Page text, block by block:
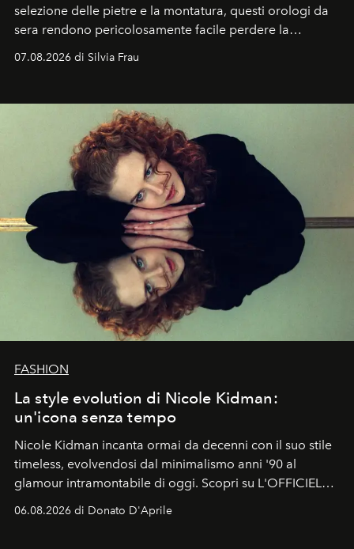
selezione delle pietre e la montatura, questi orologi da
sera rendono pericolosamente facile perdere la
cognizione del tempo. Ma con quadranti così
07.08.2026 di Silvia Frau
FASHION
La style evolution di Nicole Kidman:
un'icona senza tempo
Nicole Kidman incanta ormai da decenni con il suo stile
timeless, evolvendosi dal minimalismo anni '90 al
glamour intramontabile di oggi. Scopri su L'OFFICIEL
Italia la sua style evolution.
06.08.2026 di Donato D'Aprile